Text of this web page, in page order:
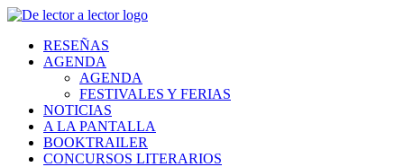
RESEÑAS
AGENDA
AGENDA
FESTIVALES Y FERIAS
NOTICIAS
A LA PANTALLA
BOOKTRAILER
CONCURSOS LITERARIOS